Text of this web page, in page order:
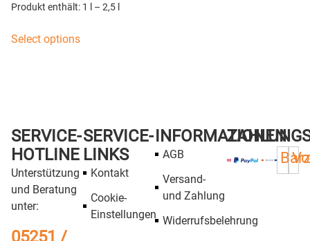
Produkt enthält: 1
– 2,5
Select options
SERVICE-
HOTLINE
Unterstützung
und Beratung
unter:
05251 /
SERVICE-
LINKS
Kontakt
Cookie-
Einstellungen
INFORMATIONEN
AGB
Versand-
und Zahlung
Widerrufsbelehrung